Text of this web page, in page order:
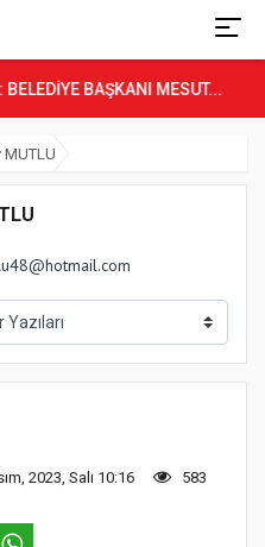
BAŞKANI MESUT... CHP
MUTLU
2023, Salı 10:16 583